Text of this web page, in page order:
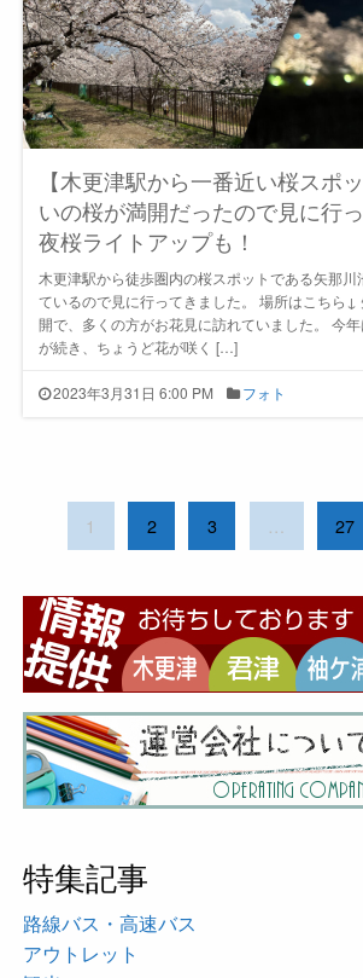
【木更津駅から一番近い桜スポ
いの桜が満開だったので見に行
夜桜ライトアップも！
木更津駅から徒歩圏内の桜スポットである矢那川
ているので見に行ってきました。 場所はこちら↓
開で、多くの方がお花見に訪れていました。 今
が続き、ちょうど花が咲く […]
2023年3月31日 6:00 PM フォト
1 2 3 27
特集記事
路線バス・高速バス
アウトレット